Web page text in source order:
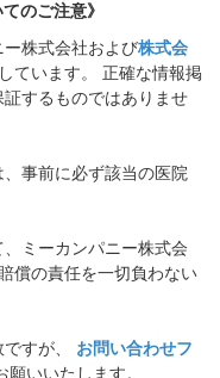
のご注意》
株式会社および株式会
ています。 正確な情報掲
するものではありませ
事前に必ず該当の医院
ミーカンパニー株式会
償の責任を一切負わない
すが、 お問い合わせフ
いいたします。